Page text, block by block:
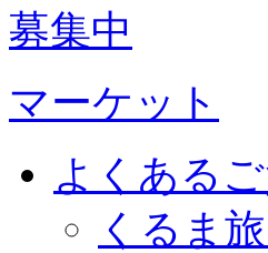
募集中
マーケット
よくある
くるま